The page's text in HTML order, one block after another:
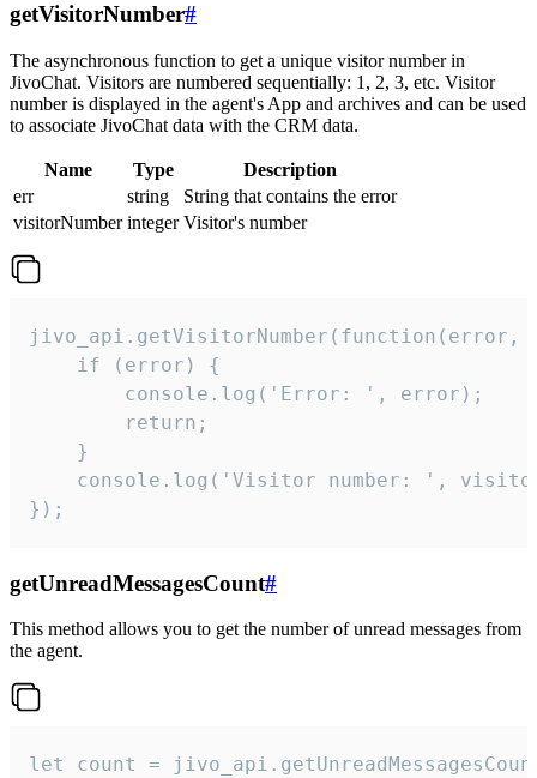
getVisitorNumber#
The asynchronous function to get a unique visitor number in
JivoChat. Visitors are numbered sequentially: 1, 2, 3, etc. Visitor
number is displayed in the agent's App and archives and can be used
to associate JivoChat data with the CRM data.
Name Type
Description
err
string
String that contains the error
visitorNumber integer Visitor's number
jivo_api.getVisitorNumber(function(error,
    if (error) {
        console.log('Error: ', error);
        return;
    }
console.log('Visitor number: ',
});
getUnreadMessagesCount#
This method allows you to get the number of unread messages from
the agent.
let count =